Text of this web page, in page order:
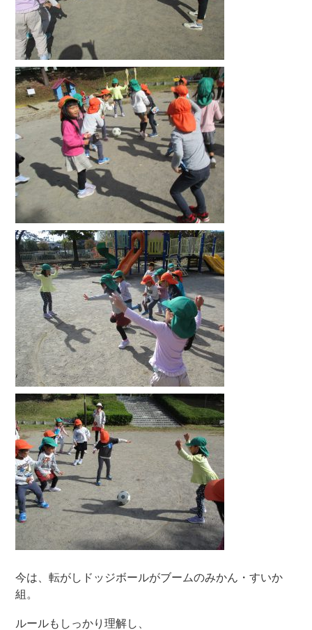
今は、転がしドッジボールがブームのみかん・すいか
組。
ルールもしっかり理解し、